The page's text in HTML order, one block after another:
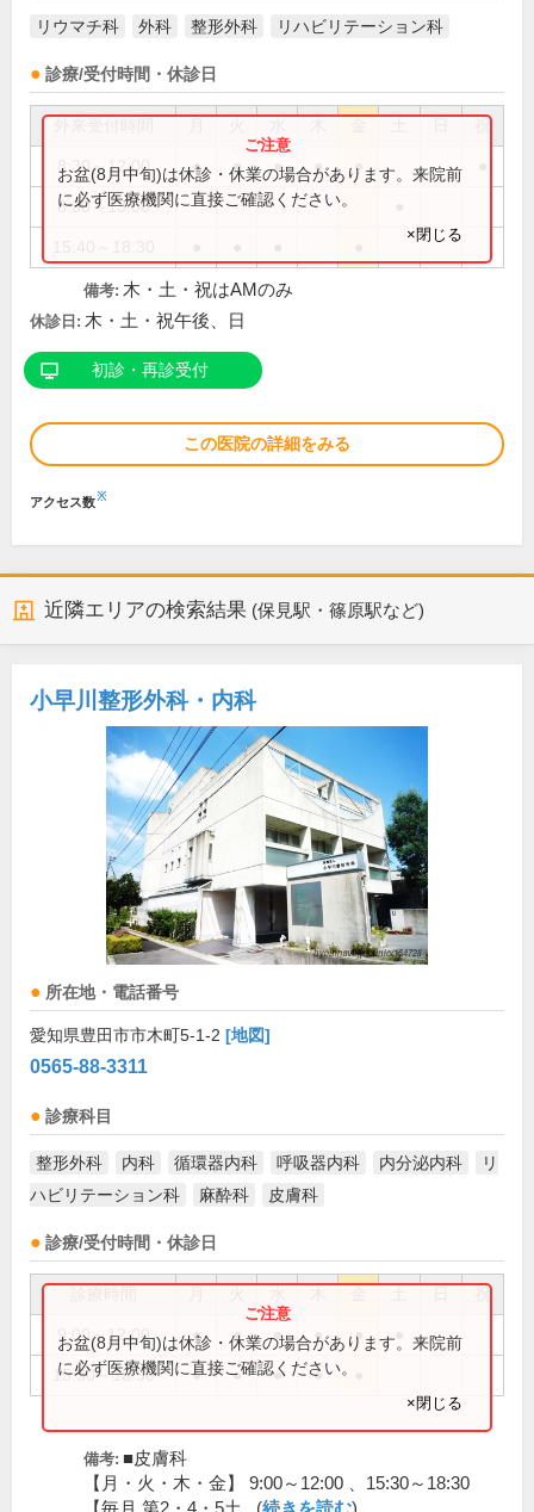
リウマチ科 外科 整形外科 リハビリテーション科
診療/受付時間・休診日
祝
8:30～12:00 ● ● ● ● ●
8:30～13:00
お盆(8月中旬)は休診・休業の場合があります。来院前
に必ず医療機関に直接ご確認ください。
×閉じる
備考: 木・土・祝はAMのみ
休診日: 木・土・祝午後、日
初診・再診受付
この医院の詳細をみる
アクセス数※
近隣エリアの検索結果 (保見駅・篠原駅など)
小早川整形外科・内科
所在地・電話番号
愛知県豊田市市木町5-1-2 [地図]
0565-88-3311
診療科目
整形外科 内科 循環器内科 呼吸器内科 内分泌内科
リ
ハビリテーション科
麻酔科 皮膚科
診療/受付時間・休診日
祝
9:00～12:00 ● ● ● ● ●
15:30～18:30 ● ● ● ●
お盆(8月中旬)は休診・休業の場合があります。来院前
に必ず医療機関に直接ご確認ください。
×閉じる
備考: ■皮膚科
【月・火・木・金】 9:00～12:00 、15:30～18:30